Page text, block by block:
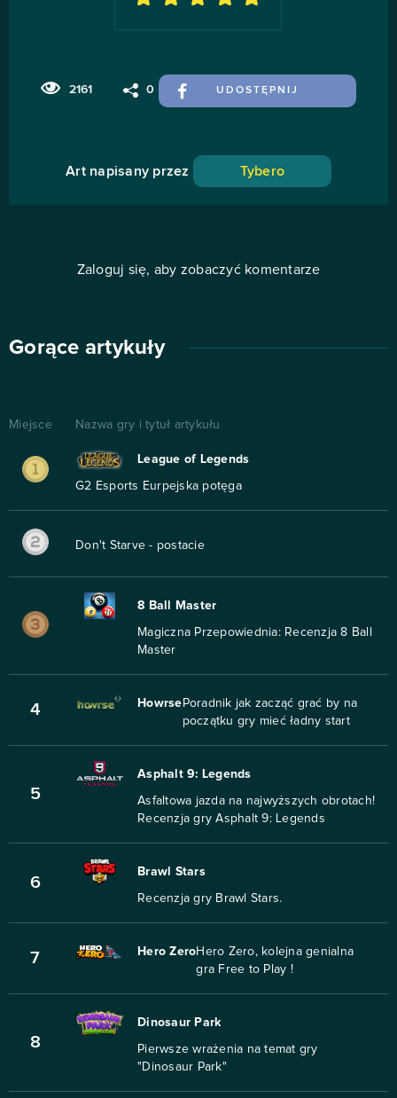
2161 0 UDOSTĘPNIJ
Art napisany przez Tybero
Zaloguj się, aby zobaczyć komentarze
Gorące artykuły
Miejsce Nazwa gry i tytuł artykułu
League of Legends
G2 Esports Eurpejska potęga
Don't Starve - postacie
8 Ball Master
Magiczna Przepowiednia: Recenzja 8 Ball
Master
4 Howrse Poradnik jak zacząć grać by na
początku gry mieć ładny start
5
Asphalt 9: Legends
Asfaltowa jazda na najwyższych obrotach!
Recenzja gry Asphalt 9: Legends
6
Brawl Stars
Recenzja gry Brawl Stars.
7 Hero ZeroHero Zero, kolejna genialna
gra Free to Play !
8
Dinosaur Park
Pierwsze wrażenia na temat gry
"Dinosaur Park"